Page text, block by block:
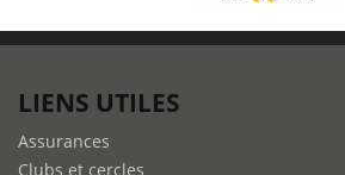
LIENS UTILES
Assurances
Clubs et cercles